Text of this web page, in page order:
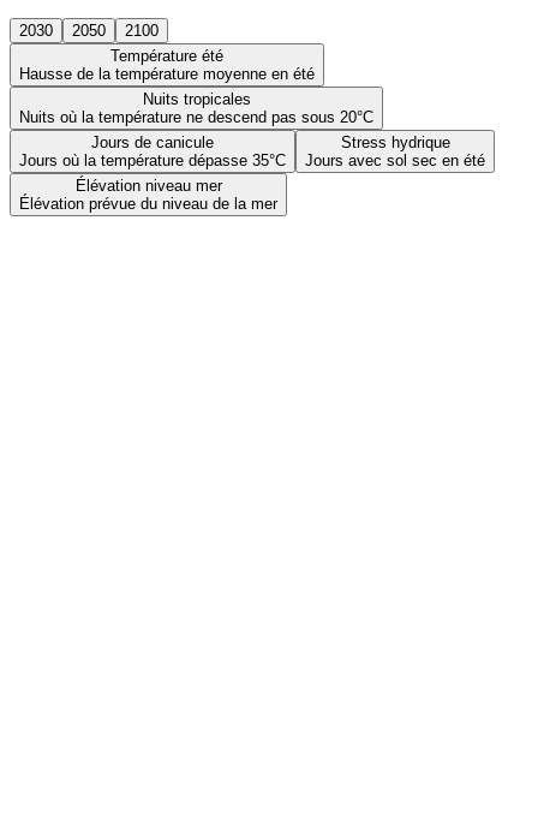
2030 2050
2100
Température été
Hausse de la température moyenne en été
Nuits tropicales
Nuits où la température ne descend pas sous 20°C
Jours de canicule
Jours où la température dépasse 35°C
Stress hydrique
Jours avec sol sec en été
Élévation niveau mer
Élévation prévue du niveau de la mer